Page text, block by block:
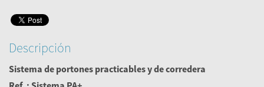
Descripción
Sistema de portones practicables y de corredera